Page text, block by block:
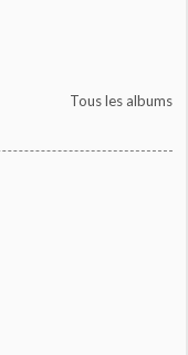
Tous les albums